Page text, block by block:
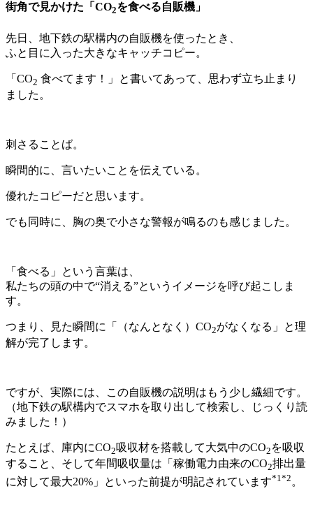
街角で見かけた「CO2を食べる自販機」
先日、地下鉄の駅構内の自販機を使ったとき、
ふと目に入った大きなキャッチコピー。
「CO2 食べてます！」と書いてあって、思わず立ち止まり
ました。
刺さることば。
瞬間的に、言いたいことを伝えている。
優れたコピーだと思います。
でも同時に、胸の奥で小さな警報が鳴るのも感じました。
「食べる」という言葉は、
私たちの頭の中で“消える”というイメージを呼び起こしま
す。
つまり、見た瞬間に「（なんとなく）CO2がなくなる」と理
解が完了します。
ですが、実際には、この自販機の説明はもう少し繊細です。
（地下鉄の駅構内でスマホを取り出して検索し、じっくり読
みました！）
たとえば、庫内にCO2吸収材を搭載して大気中のCO2 を吸収
すること、そして年間吸収量は「稼働電力由来のCO2排出量
に対して最大20%」といった前提が明記されています*1*2。